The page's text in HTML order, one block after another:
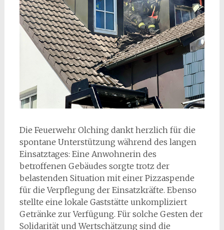
Die Feuerwehr Olching dankt herzlich für die
spontane Unterstützung während des langen
Einsatztages: Eine Anwohnerin des
betroffenen Gebäudes sorgte trotz der
belastenden Situation mit einer Pizzaspende
für die Verpflegung der Einsatzkräfte. Ebenso
stellte eine lokale Gaststätte unkompliziert
Getränke zur Verfügung. Für solche Gesten der
Solidarität und Wertschätzung sind die